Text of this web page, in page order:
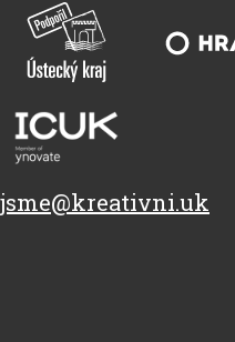
jsme@kreativni.uk